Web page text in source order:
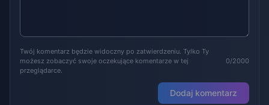
Twój komentarz będzie widoczny po zatwierdzeniu. Tylko Ty
możesz zobaczyć swoje oczekujące komentarze w tej
przeglądarce.
0/2000
Dodaj komentarz